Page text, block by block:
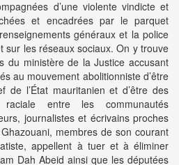
d’une violente vindicte et
et encadrées par le parquet
généraux et la police
sur les réseaux sociaux. On y trouve
du ministère de la Justice accusant
au mouvement abolitionniste d’être
de l’État mauritanien et d’être des
entre les communautés
journalistes et écrivains proches
membres de son courant
appellent à tuer et à éliminer
Dah Abeid ainsi que les députées